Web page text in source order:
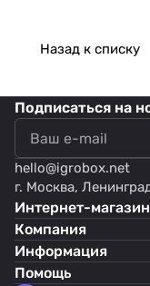
Назад к списку
Подписаться на
hello@igrobox.net
г. Москва,
Интернет-магазин
Компания
Информация
Помощь